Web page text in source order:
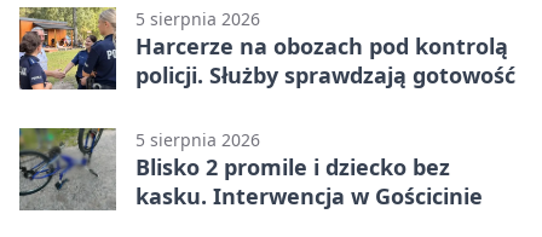
5 sierpnia 2026
Harcerze na obozach pod kontrolą
policji. Służby sprawdzają gotowość
5 sierpnia 2026
Blisko 2 promile i dziecko bez
kasku. Interwencja w Gościcinie